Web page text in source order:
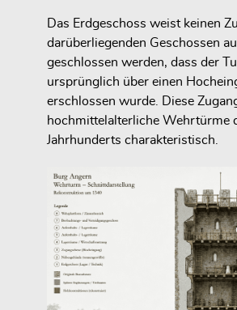
Das Erdgeschoss weist keinen
darüberliegenden Geschossen
geschlossen werden, dass der
ursprünglich über einen
erschlossen wurde. Diese
hochmittelalterliche Wehrtürme
Jahrhunderts charakteristisch.